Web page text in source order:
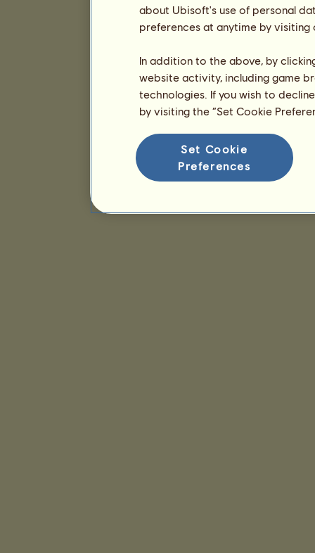
about Ubisoft's use of personal
preferences at anytime by
In addition to the above, by
website activity, including game
technologies. If you wish to
by visiting the “Set Cookie
Set Cookie
Preferences